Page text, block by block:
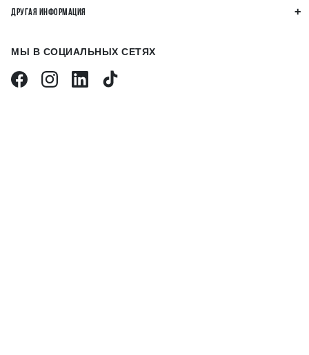
ДРУГАЯ ИНФОРМАЦИЯ
МЫ В СОЦИАЛЬНЫХ СЕТЯХ